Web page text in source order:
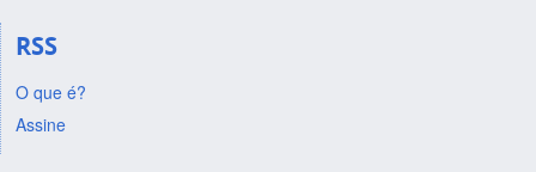
RSS
O que é?
Assine